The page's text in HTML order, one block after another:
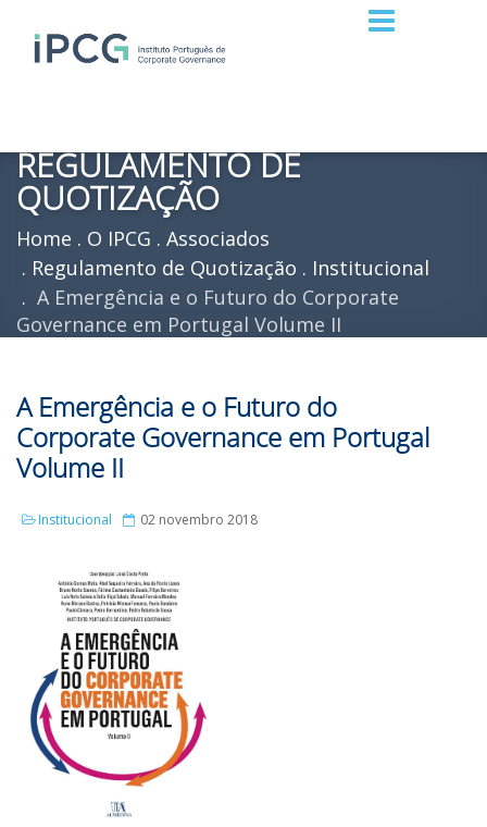
REGULAMENTO DE
QUOTIZAÇÃO
Home O IPCG
Associados
Regulamento de Quotização
Institucional
A Emergência e o Futuro do Corporate
Governance em Portugal Volume II
A Emergência e o Futuro do
Corporate Governance em Portugal
Volume II
Institucional 02 novembro 2018